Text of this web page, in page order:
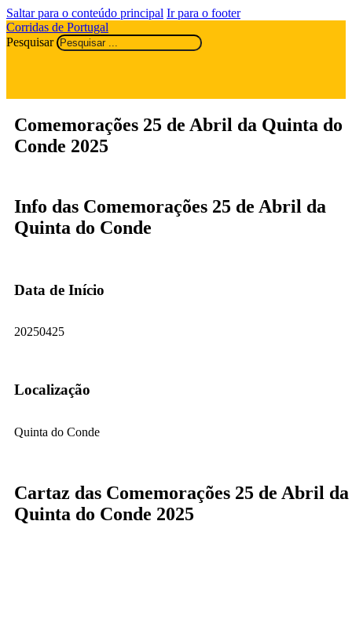
Saltar para o conteúdo principal Ir para o footer
Corridas de Portugal
Pesquisar
Comemorações 25 de Abril da Quinta do
Conde 2025
Info das Comemorações 25 de Abril da
Quinta do Conde
Data de Início
20250425
Localização
Quinta do Conde
Cartaz das Comemorações 25 de Abril da
Quinta do Conde 2025